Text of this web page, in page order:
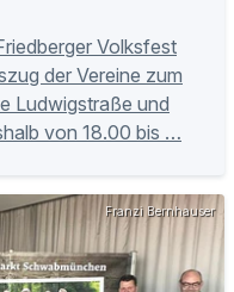
Volksfest
der Vereine zum
Ludwigstraße und
von 18.00 bis …
Franzi Bernhauser